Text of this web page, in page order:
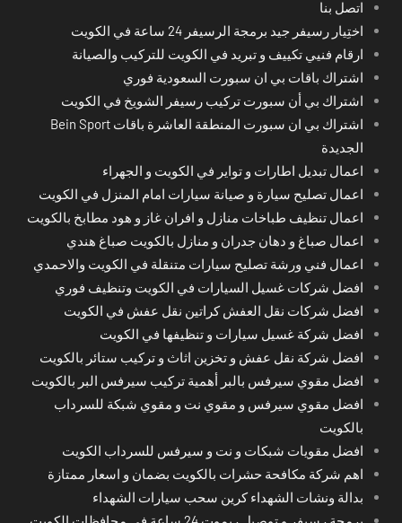
اتصل بنا
اختِيار رسيفر جيد برمجة الرسيفر 24 ساعة في الكويت
ارقام فنيي تكييف و تبريد في الكويت للتركيب والصيانة
اشتراك باقات بي ان سبورت السعودية فوري
اشتراك بي أن سبورت تركيب رسيفر الشويخ في الكويت
اشتراك بي ان سبورت المنطقة العاشرة باقات Bein Sport
الجديدة
اعمال تبديل اطارات و تواير في الكويت و الجهراء
اعمال تصليح سيارة و صيانة سيارات امام المنزل في الكويت
اعمال تنظيف طباخات منازل و افران غاز و هود مطابخ بالكويت
اعمال صباغ و دهان جدران و منازل بالكويت صباغ هندي
اعمال فني ورشة تصليح سيارات متنقلة في الكويت والاحمدي
افضل شركات غسيل السيارات في الكويت وتنظيف فوري
افضل شركات نقل العفش كراتين نقل عفش في الكويت
افضل شركة غسيل سيارات و تنظيفها في الكويت
افضل شركة نقل عفش و تخزين اثاث و تركيب ستائر بالكويت
افضل مقوي سيرفس بالبر أهمية تركيب سيرفس البر بالكويت
افضل مقوي سيرفس و مقوي نت و مقوي شبكة للسرداب
بالكويت
افضل مقويات شبكات و نت و سيرفس للسرداب الكويت
اهم شركة مكافحة حشرات بالكويت بضمان و اسعار ممتازة
بدالة ونشات الشهداء كرين سحب سيارات الشهداء